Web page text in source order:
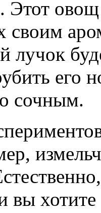
Этот
своим
лучок
его
сочным.
вы